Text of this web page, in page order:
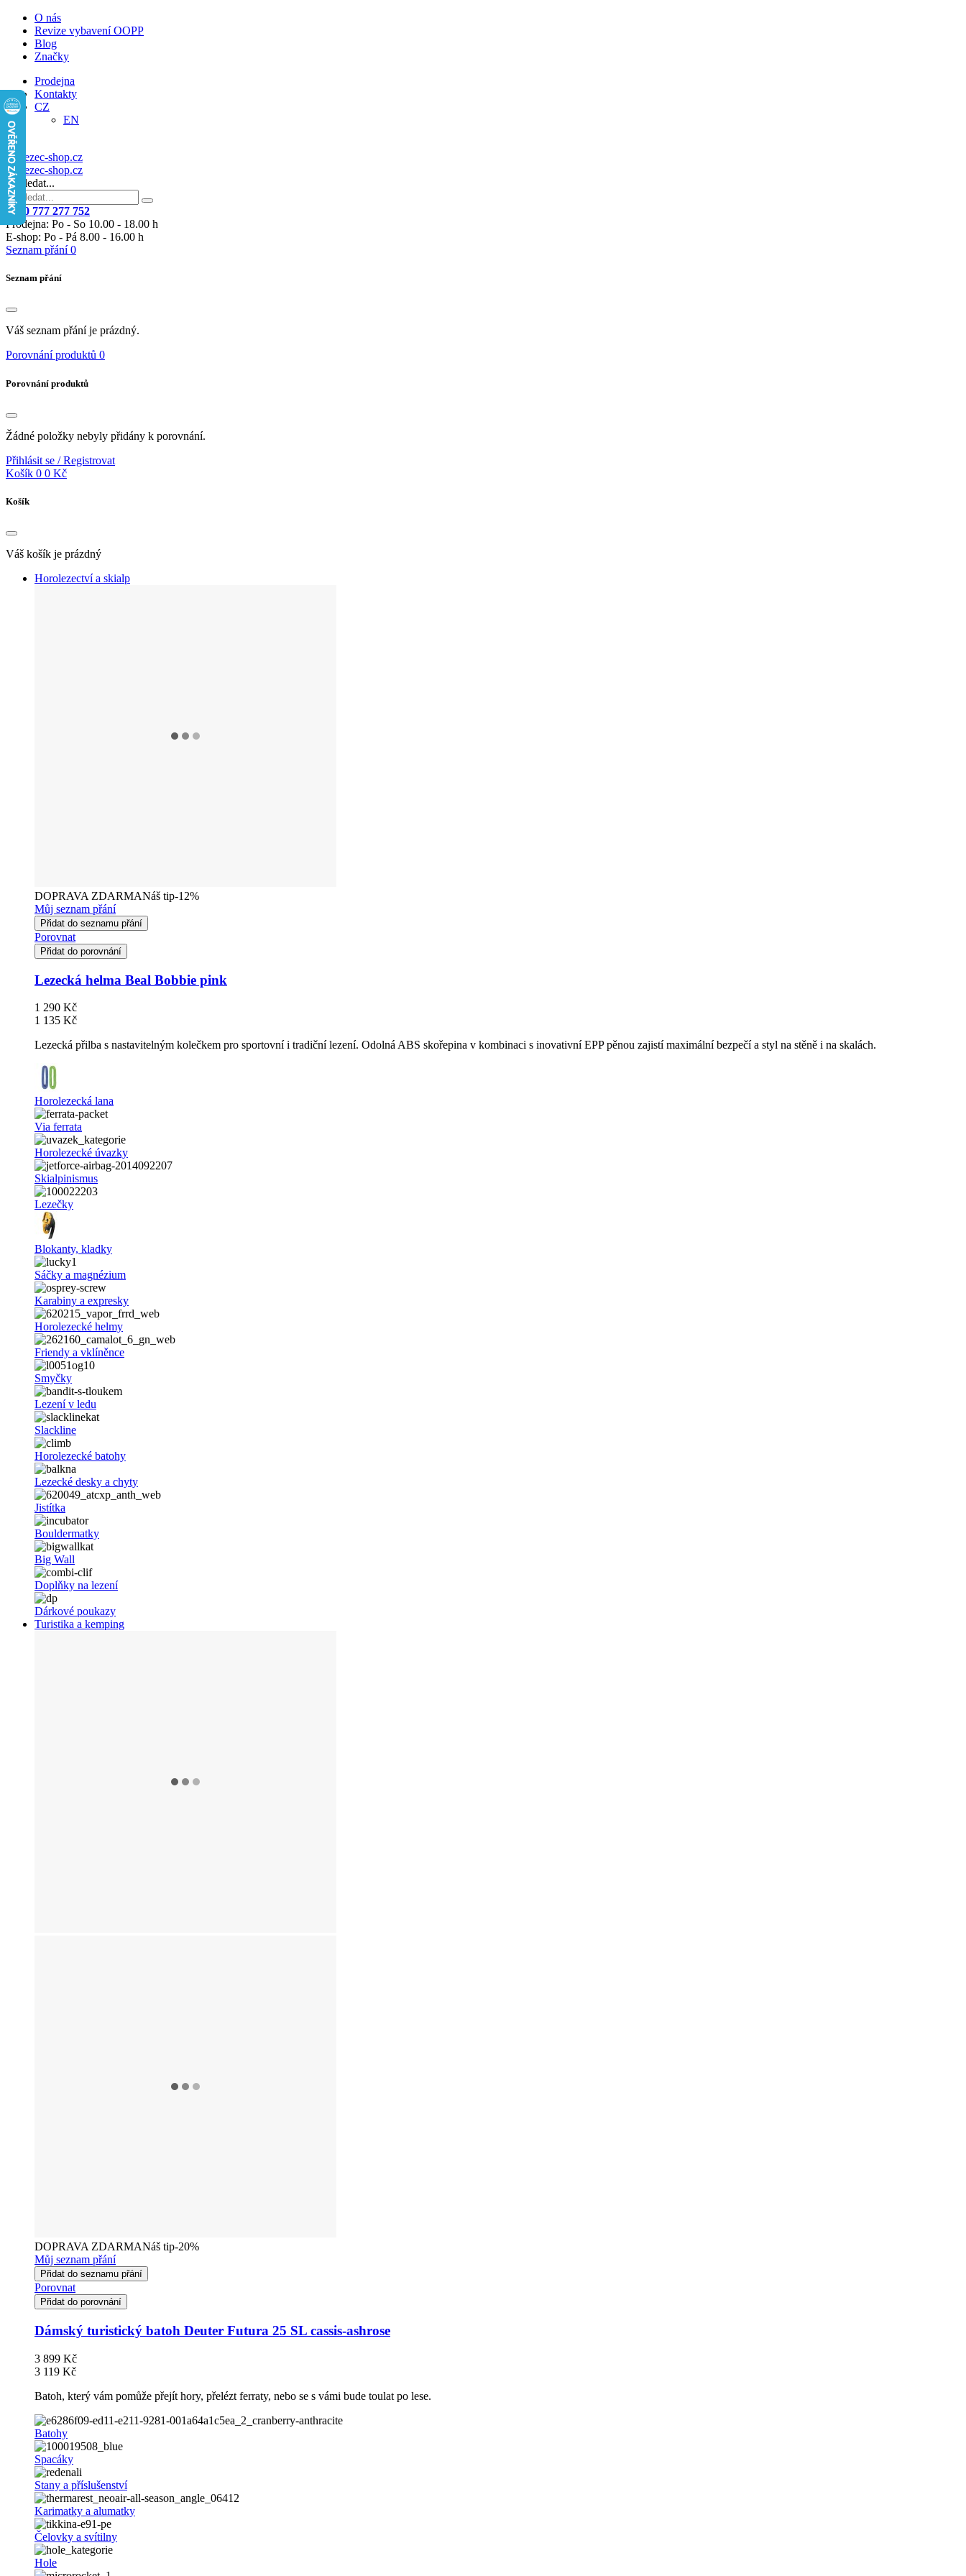
O nás
Revize vybavení OOPP
Blog
Značky
Prodejna
Kontakty
CZ
EN
Vyhledat...
+420 777 277 752
Prodejna: Po - So 10.00 - 18.00 h
E-shop: Po - Pá 8.00 - 16.00 h
Seznam přání 0
Seznam přání
Váš seznam přání je prázdný.
Porovnání produktů 0
Porovnání produktů
Žádné položky nebyly přidány k porovnání.
Přihlásit se / Registrovat
Košík 0 0 Kč
Košík
Váš košík je prázdný
Horolezectví a skialp
DOPRAVA ZDARMANáš tip-12%
Můj seznam přání
Přidat do seznamu přání
Porovnat
Přidat do porovnání
Lezecká helma Beal Bobbie pink
1 290 Kč
1 135 Kč
Lezecká přilba s nastavitelným kolečkem pro sportovní i tradiční lezení. Odolná ABS skořepina v kombinaci s inovativní EPP pěnou zajistí maximální bezpečí a styl na stěně i na skalách.
Horolezecká lana
Via ferrata
Horolezecké úvazky
Skialpinismus
Lezečky
Blokanty, kladky
Sáčky a magnézium
Karabiny a expresky
Horolezecké helmy
Friendy a vklíněnce
Smyčky
Lezení v ledu
Slackline
Horolezecké batohy
Lezecké desky a chyty
Jistítka
Bouldermatky
Big Wall
Doplňky na lezení
Dárkové poukazy
Turistika a kemping
DOPRAVA ZDARMANáš tip-20%
Můj seznam přání
Přidat do seznamu přání
Porovnat
Přidat do porovnání
Dámský turistický batoh Deuter Futura 25 SL cassis-ashrose
3 899 Kč
3 119 Kč
Batoh, který vám pomůže přejít hory, přelézt ferraty, nebo se s vámi bude toulat po lese.
Batohy
Spacáky
Stany a příslušenství
Karimatky a alumatky
Čelovky a svítilny
Hole